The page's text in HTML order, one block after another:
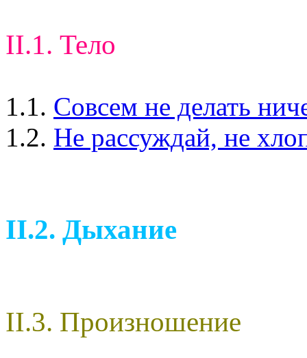
II.1. Тело
1.1. Совсем не делать
1.2. Не рассуждай, не
II.2. Дыхание
II.3. Произношение